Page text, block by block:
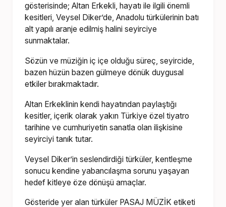
gösterisinde; Altan Erkekli, hayatı ile ilgili önemli
kesitleri, Veysel Diker’de, Anadolu türkülerinin batı
alt yapılı aranje edilmiş halini seyirciye
sunmaktalar.
Sözün ve müziğin iç içe olduğu süreç, seyircide,
bazen hüzün bazen gülmeye dönük duygusal
etkiler bırakmaktadır.
Altan Erkeklinin kendi hayatından paylaştığı
kesitler, içerik olarak yakın Türkiye özel tiyatro
tarihine ve cumhuriyetin sanatla olan ilişkisine
seyirciyi tanık tutar.
Veysel Diker’in seslendirdiği türküler, kentleşme
sonucu kendine yabancılaşma sorunu yaşayan
hedef kitleye öze dönüşü amaçlar.
Gösteride yer alan türküler PASAJ MÜZİK etiketi